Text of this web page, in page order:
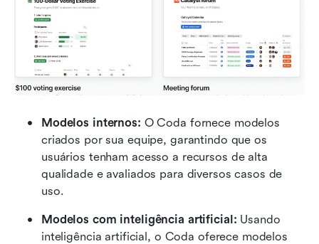
Modelos internos: O Coda fornece modelos
criados por sua equipe, garantindo que os
usuários tenham acesso a recursos de alta
qualidade e avaliados para diversos casos de
uso.
Modelos com inteligência artificial: Usando
inteligência artificial, o Coda oferece modelos